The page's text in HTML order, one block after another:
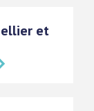
et